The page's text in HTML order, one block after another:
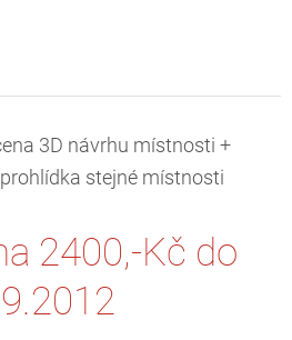
3D návrhu místnosti +
stejné místnosti
2400,-Kč do